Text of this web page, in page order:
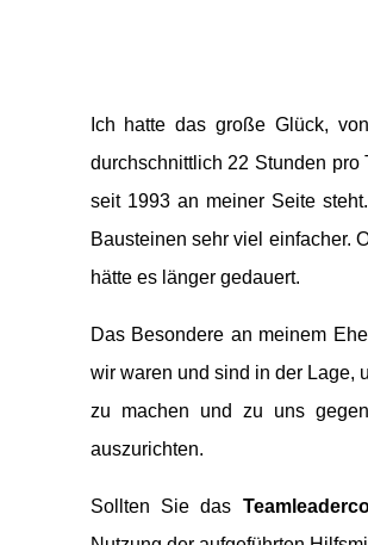
Ich hatte das große Glück,
durchschnittlich 22 Stunden
seit 1993 an meiner Seite
Bausteinen sehr viel einfacher.
hätte es länger gedauert.
Das Besondere an meinem
wir waren und sind in der Lage,
zu machen und zu uns
auszurichten.
Sollten Sie das